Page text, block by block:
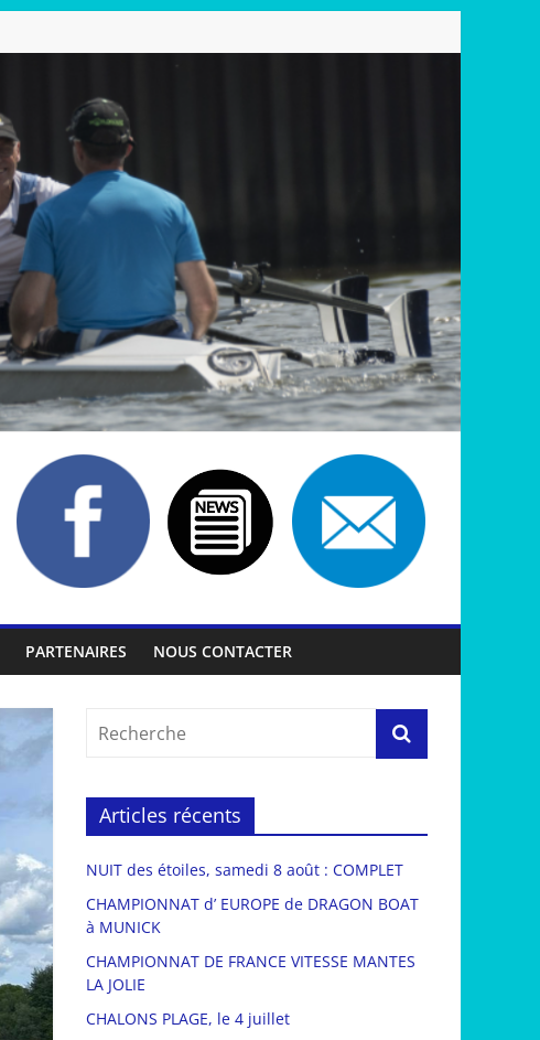
PARTENAIRES NOUS CONTACTER
Articles récents
NUIT des étoiles, samedi 8 août : COMPLET
CHAMPIONNAT d’ EUROPE de DRAGON BOAT
à MUNICK
CHAMPIONNAT DE FRANCE VITESSE MANTES
LA JOLIE
CHALONS PLAGE, le 4 juillet